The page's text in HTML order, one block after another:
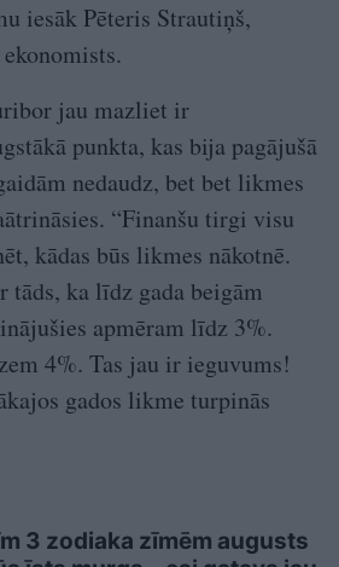
iesāk Pēteris Strautiņš,
jau mazliet ir
punkta, kas bija pagājušā
nedaudz, bet bet likmes
“Finanšu tirgi visu
kādas būs likmes nākotnē.
ka līdz gada beigām
apmēram līdz 3%.
4%. Tas jau ir ieguvums!
gados likme turpinās
3 zodiaka zīmēm augusts